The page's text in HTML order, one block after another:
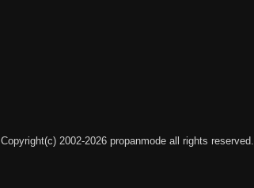
Copyright(c) 2002-2026 propanmode all rights reserved.